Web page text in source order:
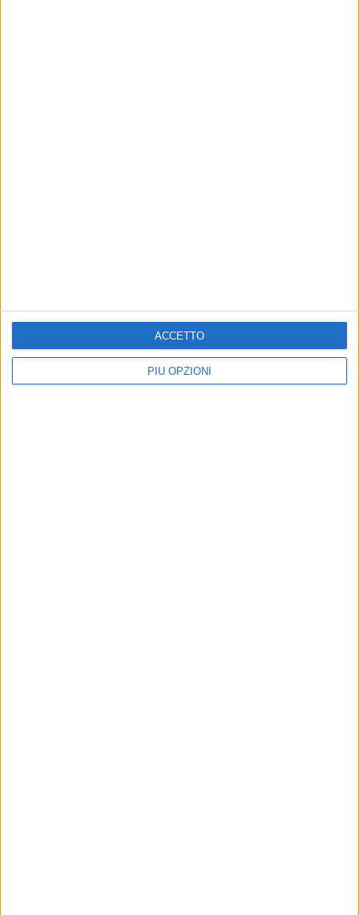
PIÙ OPZIONI
ACCETTO